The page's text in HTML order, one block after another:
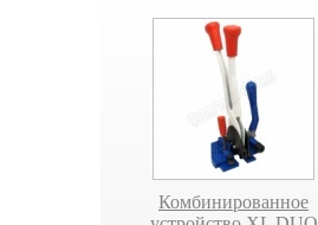
Комбинированное